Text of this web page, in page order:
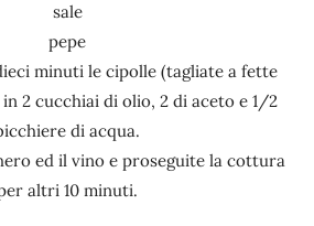
sale
pepe
minuti le cipolle (tagliate a fette
2 cucchiai di olio, 2 di aceto e 1/2
di acqua.
ed il vino e proseguite la cottura
altri 10 minuti.